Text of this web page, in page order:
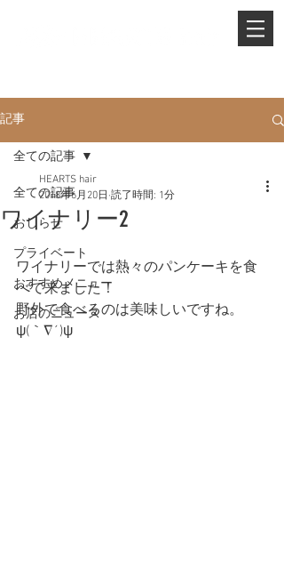
記事
全ての記事
おしらせ
プライベート
おすすめメニュー
お店のニュース
全ての記事
ワイナリー2
HEARTS hair
2018年6月20日 読了時間: 1分
ワイナリーでは熱々のパンケーキを食
べて来ました！
野外で食べるのは美味しいですね。
ψ(｀∇´)ψ